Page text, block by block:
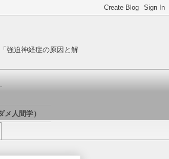
強迫神経症の原因と解
人間学）